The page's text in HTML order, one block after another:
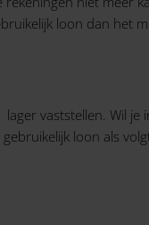
loon dan het
vaststellen. Wil
loon als